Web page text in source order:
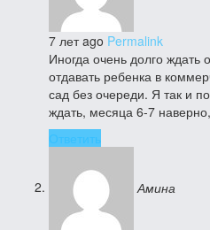
7 лет ago Permalink
Иногда очень долго ждать
отдавать ребенка в
сад без очереди. Я так и
ждать, месяца 6-7
Ответить
Амина